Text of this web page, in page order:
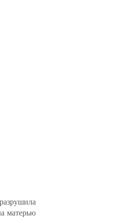
матерью